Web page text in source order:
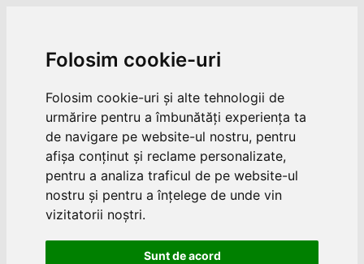
Folosim cookie-uri
Folosim cookie-uri și alte tehnologii de
urmărire pentru a îmbunătăți experiența ta
de navigare pe website-ul nostru, pentru
afișa conținut și reclame personalizate,
pentru a analiza traficul de pe website-ul
nostru și pentru a înțelege de unde vin
vizitatorii noștri.
Sunt de acord